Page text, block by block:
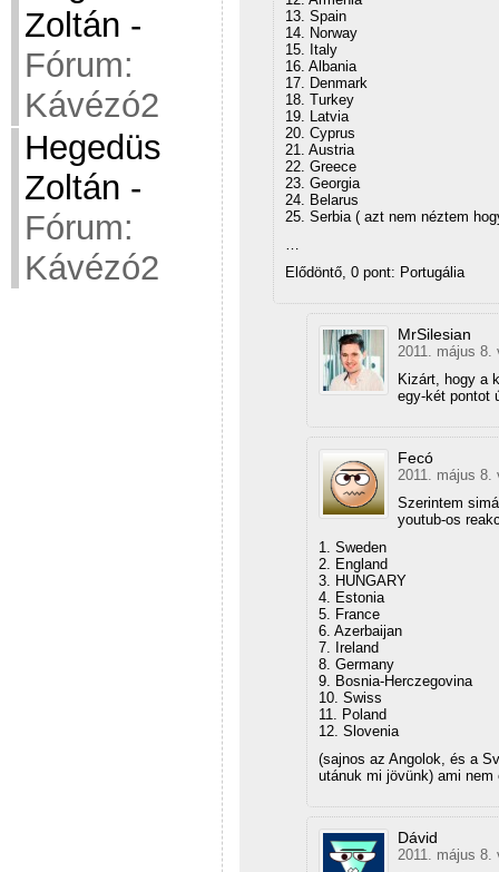
Zoltán -
Fórum:
Kávézó2
Hegedüs
Zoltán -
Fórum:
Kávézó2
13. Spain
14. Norway
15. Italy
16. Albania
17. Denmark
18. Turkey
19. Latvia
20. Cyprus
21. Austria
22. Greece
23. Georgia
24. Belarus
25. Serbia ( azt nem néztem
Elődöntő, 0 pont: Portugália
MrSilesian
2011. május 8.
Kizárt, hogy a
egy-két pontot
Fecó
2011. május 8.
Szerintem
youtub-os
1. Sweden
2. England
3. HUNGARY
4. Estonia
5. France
6. Azerbaijan
7. Ireland
8. Germany
9. Bosnia-Herczegovina
10. Swiss
11. Poland
12. Slovenia
(sajnos az Angolok, és a
utánuk mi jövünk) ami nem
Dávid
2011. május 8.